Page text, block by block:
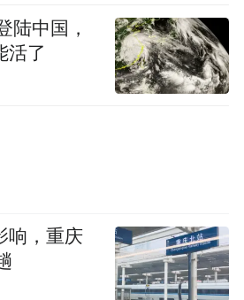
陆中国，
活了
响，重庆